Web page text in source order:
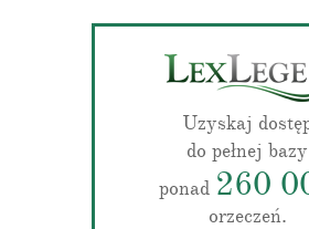
Uzyskaj
do pełnej bazy
ponad 260
orzeczeń.